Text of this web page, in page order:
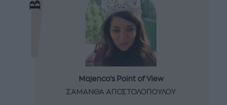
Majenco's Point of View
ΣΑΜΑΝΘΑ ΑΠΟΣΤΟΛΟΠΟΥΛΟΥ